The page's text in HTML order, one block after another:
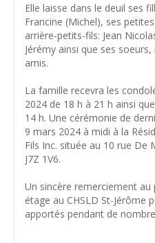
Elle laisse dans le deuil ses
Francine (Michel), ses
arrière-petits-fils: Jean
Jérémy ainsi que ses
amis.
La famille recevra les
2024 de 18 h à 21 h ainsi
14 h. Une cérémonie de
9 mars 2024 à midi à la
Fils Inc. située au 10 rue De
J7Z 1V6.
Un sincère remerciement
étage au CHSLD St-Jérôme
apportés pendant de